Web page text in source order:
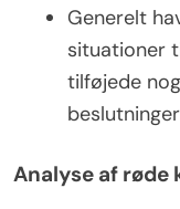
Generelt
situationer
tilføjede
Analyse af